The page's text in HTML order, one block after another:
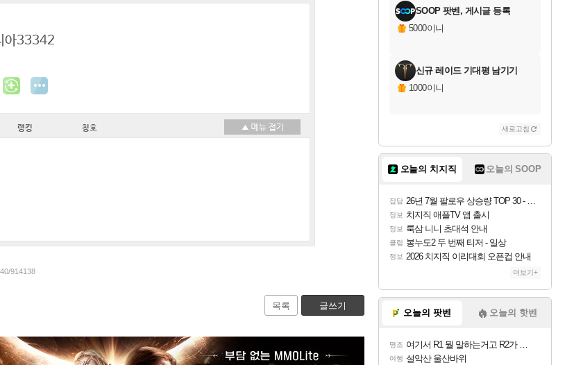
아33342
랭킹 칭호
914138
목록 글쓰기
교환.
당첨되셨습니다.
당첨되셨습니다.
당첨되셨습니다.
당첨되셨습니다.
당첨되셨습니다.
당첨되셨습니다.
당첨되셨습니다.
에디션 (스팀코드) 를 교환.
당첨되셨습니다.
SOOP 팟벤, 게시글 등록
5000이니
신규 레이드 기대평 남기기
1000이니
새로고침
오늘의 치지직 오늘의 SOOP
잡담 26년 7월 팔로우 상승량 TOP 30 - 월간 치지직
정보 치지직 애플TV 앱 출시
정보 룩삼 니니 초대석 안내
클립 봉누도2 두 번째 티저 - 일상
정보 2026 치지직 이리대회 오픈컵 안내
더보기+
오늘의 팟벤 오늘의 핫벤
명조 여기서 R1 뭘 말하는거고 R2가 뭘말하는걸까요?
여행 설악산 울산바위